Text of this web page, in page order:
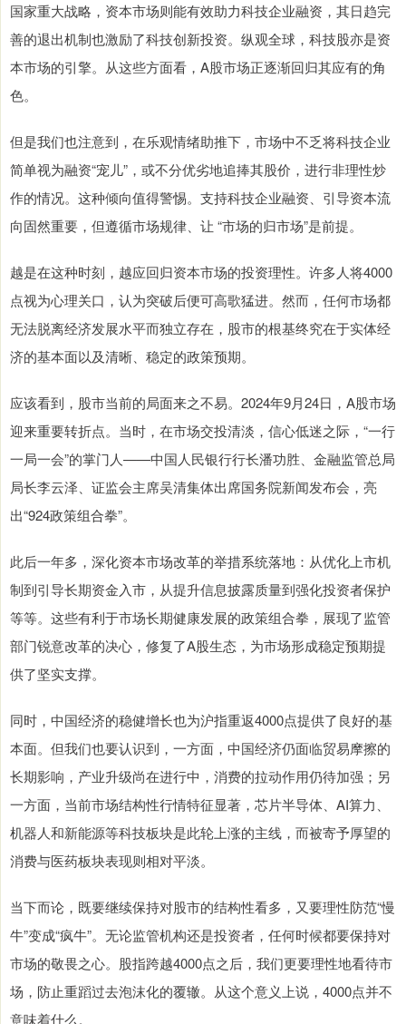
国家重大战略，资本市场则能有效助力科技企业融资，其日趋完
善的退出机制也激励了科技创新投资。纵观全球，科技股亦是资
本市场的引擎。从这些方面看，A股市场正逐渐回归其应有的角
色。
但是我们也注意到，在乐观情绪助推下，市场中不乏将科技企业
简单视为融资“宠儿”，或不分优劣地追捧其股价，进行非理性炒
作的情况。这种倾向值得警惕。支持科技企业融资、引导资本流
向固然重要，但遵循市场规律、让 “市场的归市场”是前提。
越是在这种时刻，越应回归资本市场的投资理性。许多人将4000
点视为心理关口，认为突破后便可高歌猛进。然而，任何市场都
无法脱离经济发展水平而独立存在，股市的根基终究在于实体经
济的基本面以及清晰、稳定的政策预期。
应该看到，股市当前的局面来之不易。2024年9月24日，A股市场
迎来重要转折点。当时，在市场交投清淡，信心低迷之际，“一行
一局一会”的掌门人——中国人民银行行长潘功胜、金融监管总局
局长李云泽、证监会主席吴清集体出席国务院新闻发布会，亮
出“924政策组合拳”。
此后一年多，深化资本市场改革的举措系统落地：从优化上市机
制到引导长期资金入市，从提升信息披露质量到强化投资者保护
等等。这些有利于市场长期健康发展的政策组合拳，展现了监管
部门锐意改革的决心，修复了A股生态，为市场形成稳定预期提
供了坚实支撑。
同时，中国经济的稳健增长也为沪指重返4000点提供了良好的基
本面。但我们也要认识到，一方面，中国经济仍面临贸易摩擦的
长期影响，产业升级尚在进行中，消费的拉动作用仍待加强；另
一方面，当前市场结构性行情特征显著，芯片半导体、AI算力、
机器人和新能源等科技板块是此轮上涨的主线，而被寄予厚望的
消费与医药板块表现则相对平淡。
当下而论，既要继续保持对股市的结构性看多，又要理性防范“慢
牛”变成“疯牛”。无论监管机构还是投资者，任何时候都要保持对
市场的敬畏之心。股指跨越4000点之后，我们更要理性地看待市
场，防止重蹈过去泡沫化的覆辙。从这个意义上说，4000点并不
意味着什么。